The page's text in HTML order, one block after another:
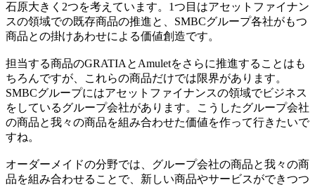
石原大きく2つを考えています。1つ目はアセットファイナン
スの領域での既存商品の推進と、SMBCグループ各社がもつ
商品との掛けあわせによる価値創造です。
担当する商品のGRATIAとAmuletをさらに推進することはも
ちろんですが、これらの商品だけでは限界があります。
SMBCグループにはアセットファイナンスの領域でビジネス
をしているグループ会社があります。こうしたグループ会社
の商品と我々の商品を組み合わせた価値を作って行きたいで
すね。
オーダーメイドの分野では、グループ会社の商品と我々の商
品を組み合わせることで、新しい商品やサービスができつつ